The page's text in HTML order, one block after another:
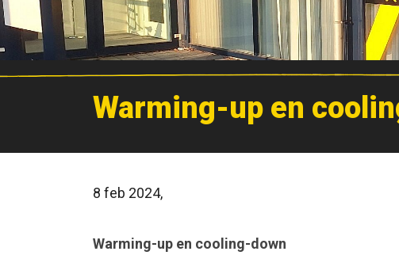
Warming-up en
8 feb 2024,
Warming-up en cooling-down